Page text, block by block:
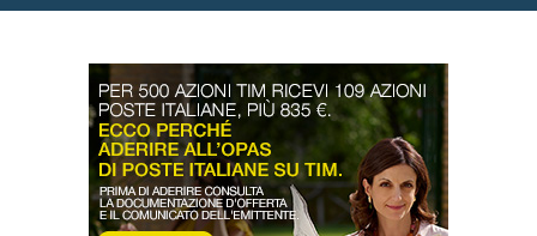
DAL TERRITORIO
OROSCOPO
LA PIAZZA
ANIMALI
OCCHIO ALLA TRUFFA